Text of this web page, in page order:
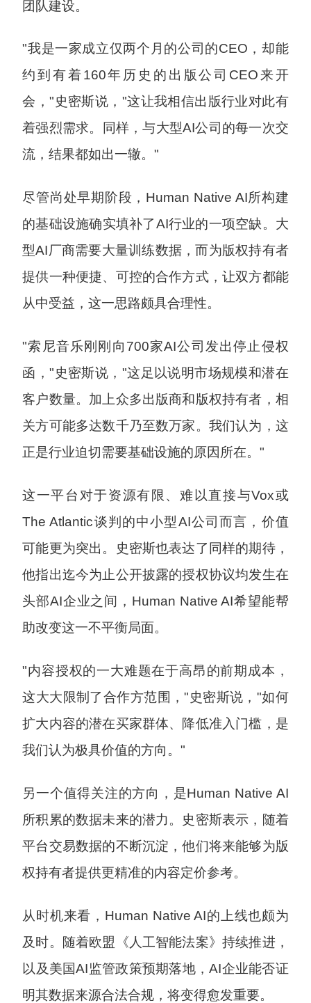
团队建设。
"我是一家成立仅两个月的公司的CEO，却能
约到有着160年历史的出版公司CEO来开
会，"史密斯说，"这让我相信出版行业对此有
着强烈需求。同样，与大型AI公司的每一次交
流，结果都如出一辙。"
尽管尚处早期阶段，Human Native AI所构建
的基础设施确实填补了AI行业的一项空缺。大
型AI厂商需要大量训练数据，而为版权持有者
提供一种便捷、可控的合作方式，让双方都能
从中受益，这一思路颇具合理性。
"索尼音乐刚刚向700家AI公司发出停止侵权
函，"史密斯说，"这足以说明市场规模和潜在
客户数量。加上众多出版商和版权持有者，相
关方可能多达数千乃至数万家。我们认为，这
正是行业迫切需要基础设施的原因所在。"
这一平台对于资源有限、难以直接与Vox或
The Atlantic谈判的中小型AI公司而言，价值
可能更为突出。史密斯也表达了同样的期待，
他指出迄今为止公开披露的授权协议均发生在
头部AI企业之间，Human Native AI希望能帮
助改变这一不平衡局面。
"内容授权的一大难题在于高昂的前期成本，
这大大限制了合作方范围，"史密斯说，"如何
扩大内容的潜在买家群体、降低准入门槛，是
我们认为极具价值的方向。"
另一个值得关注的方向，是Human Native AI
所积累的数据未来的潜力。史密斯表示，随着
平台交易数据的不断沉淀，他们将来能够为版
权持有者提供更精准的内容定价参考。
从时机来看，Human Native AI的上线也颇为
及时。随着欧盟《人工智能法案》持续推进，
以及美国AI监管政策预期落地，AI企业能否证
明其数据来源合法合规，将变得愈发重要。